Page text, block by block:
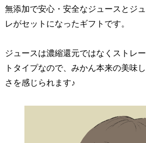
無添加で安心・安全なジュースとジュ
レがセットになったギフトです。
ジュースは濃縮還元ではなくストレー
トタイプなので、みかん本来の美味し
さを感じられます♪